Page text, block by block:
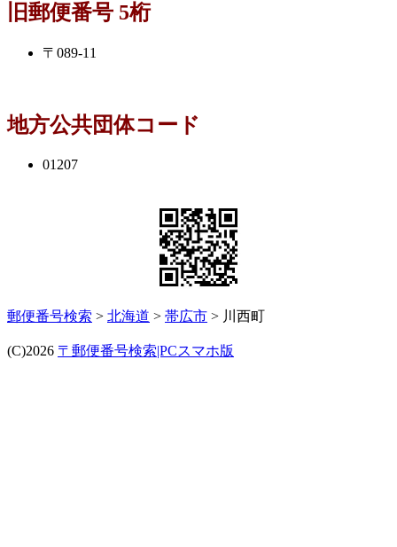
旧郵便番号 5桁
〒089-11
地方公共団体コード
01207
郵便番号検索 > 北海道 > 帯広市 > 川西町
(C)2026 〒郵便番号検索|PCスマホ版